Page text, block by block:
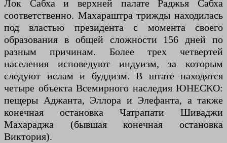
Лок Сабха и верхней палате Раджья Сабха
соответственно. Махараштра трижды находилась
под властью президента с момента своего
образования в общей сложности 156 дней по
разным причинам. Более трех четвертей
населения исповедуют индуизм, за которым
следуют ислам и буддизм. В штате находятся
четыре объекта Всемирного наследия ЮНЕСКО:
пещеры Аджанта, Эллора и Элефанта, а также
конечная остановка Чатрапати Шиваджи
Махараджа (бывшая конечная остановка
Виктория).